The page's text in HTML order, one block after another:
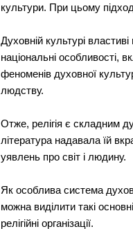
культури. При цьому
Духовній культурі
національні особливості,
феноменів духовної
людству.
Отже, релігія є складним
література надавала їй
уявлень про світ і людину.
Як особлива система
можна виділити такі
релігійні організації.